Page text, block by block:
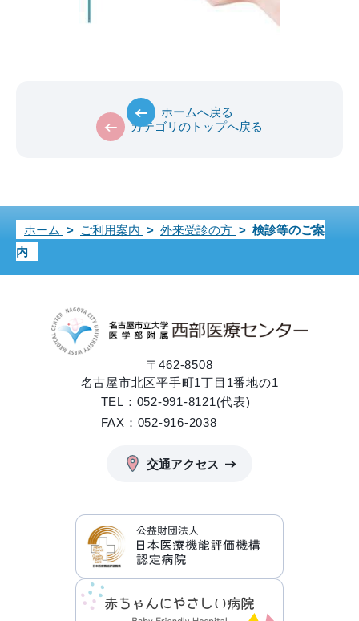
カテゴリのトップへ戻る
ホームへ戻る
ホーム > ご利用案内 > 外来受診の方 > 検診等のご案
内
〒462-8508
名古屋市北区平手町1丁目1番地の1
TEL：052-991-8121(代表)
FAX：052-916-2038
交通アクセス